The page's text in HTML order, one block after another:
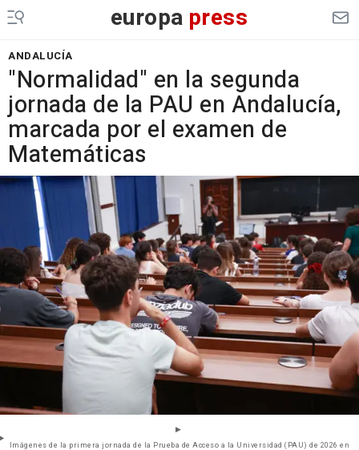
europa press
ANDALUCÍA
"Normalidad" en la segunda
jornada de la PAU en Andalucía,
marcada por el examen de
Matemáticas
Imágenes de la primera jornada de la Prueba de Acceso a la Universidad (PAU) de 2026 en